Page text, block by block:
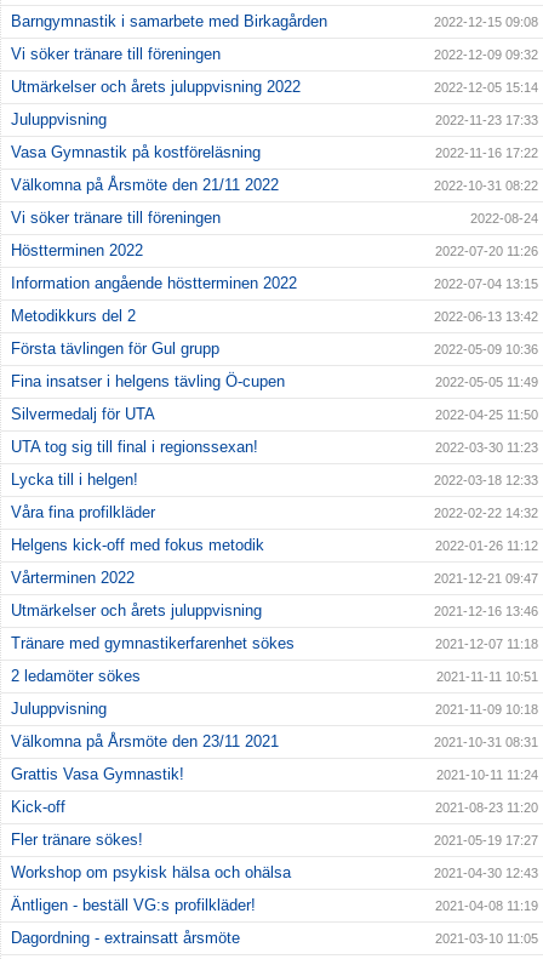
Barngymnastik i samarbete med Birkagården 2022-12-15 09:08
Vi söker tränare till föreningen 2022-12-09 09:32
Utmärkelser och årets juluppvisning 2022 2022-12-05 15:14
Juluppvisning 2022-11-23 17:33
Vasa Gymnastik på kostföreläsning 2022-11-16 17:22
Välkomna på Årsmöte den 21/11 2022 2022-10-31 08:22
Vi söker tränare till föreningen 2022-08-24
Höstterminen 2022 2022-07-20 11:26
Information angående höstterminen 2022 2022-07-04 13:15
Metodikkurs del 2 2022-06-13 13:42
Första tävlingen för Gul grupp 2022-05-09 10:36
Fina insatser i helgens tävling Ö-cupen 2022-05-05 11:49
Silvermedalj för UTA 2022-04-25 11:50
UTA tog sig till final i regionssexan! 2022-03-30 11:23
Lycka till i helgen! 2022-03-18 12:33
Våra fina profilkläder 2022-02-22 14:32
Helgens kick-off med fokus metodik 2022-01-26 11:12
Vårterminen 2022 2021-12-21 09:47
Utmärkelser och årets juluppvisning 2021-12-16 13:46
Tränare med gymnastikerfarenhet sökes 2021-12-07 11:18
2 ledamöter sökes 2021-11-11 10:51
Juluppvisning 2021-11-09 10:18
Välkomna på Årsmöte den 23/11 2021 2021-10-31 08:31
Grattis Vasa Gymnastik! 2021-10-11 11:24
Kick-off 2021-08-23 11:20
Fler tränare sökes! 2021-05-19 17:27
Workshop om psykisk hälsa och ohälsa 2021-04-30 12:43
Äntligen - beställ VG:s profilkläder! 2021-04-08 11:19
Dagordning - extrainsatt årsmöte 2021-03-10 11:05